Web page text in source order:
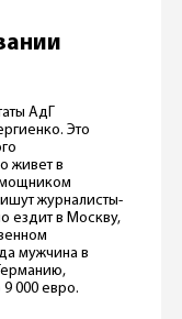
АдГ
Это
живет в
журналисты-
ездит в Москву,
мужчина в
000 евро.